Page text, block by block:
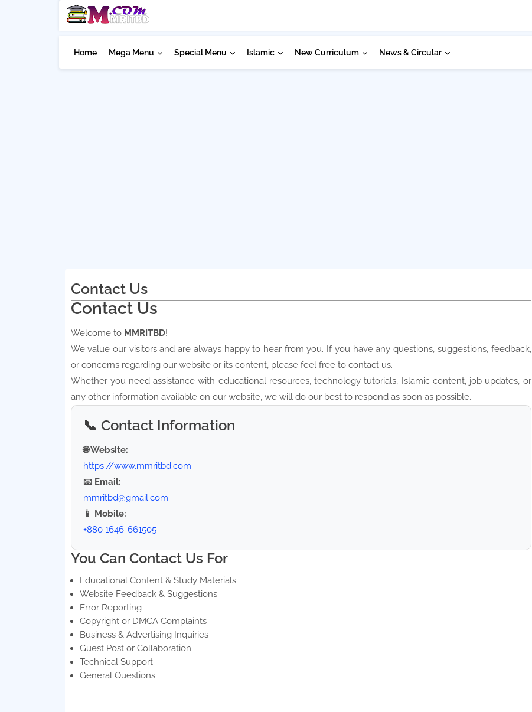
Home Mega Menu Special Menu Islamic New Curriculum News & Circular
Contact Us
Contact Us
Welcome to MMRITBD!
We value our visitors and are always happy to hear from you. If you have any questions, suggestions, feedback,
or concerns regarding our website or its content, please feel free to contact us.
Whether you need assistance with educational resources, technology tutorials, Islamic content, job updates, or
any other information available on our website, we will do our best to respond as soon as possible.
📞 Contact Information
🌐 Website:
https://www.mmritbd.com
📧 Email:
mmritbd@gmail.com
📱 Mobile:
+880 1646-661505
You Can Contact Us For
Educational Content & Study Materials
Website Feedback & Suggestions
Error Reporting
Copyright or DMCA Complaints
Business & Advertising Inquiries
Guest Post or Collaboration
Technical Support
General Questions